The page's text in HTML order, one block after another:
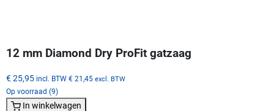
12 mm Diamond Dry ProFit gatzaag
€ 25,95 incl. BTW € 21,45 excl. BTW
Op voorraad (9)
In winkelwagen